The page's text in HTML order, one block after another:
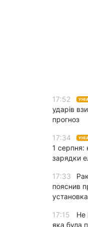
17:52
ударів
прогноз
17:34
1 серпня:
зарядки
17:33
пояснив
17:15
Не
яка була